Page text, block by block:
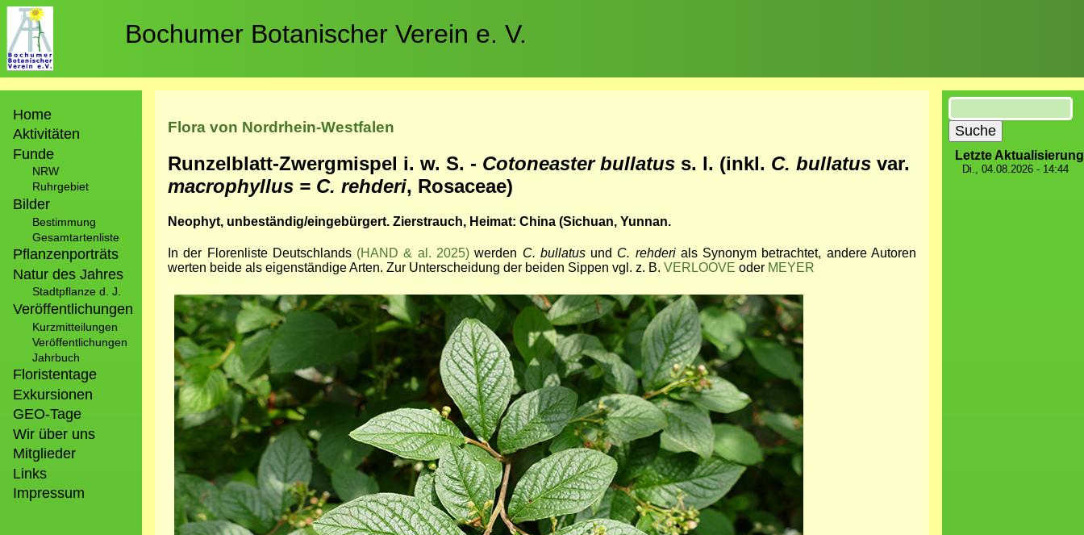
Direkt
zum
Inhalt
Bochumer Botanischer Verein e. V.
Home
Aktivitäten
Funde
NRW
Ruhrgebiet
Bilder
Bestimmung
Gesamtartenliste
Pflanzenporträts
Natur des Jahres
Stadtpflanze d. J.
Veröffentlichungen
Kurzmitteilungen
Veröffentlichungen
Jahrbuch
Floristentage
Exkursionen
GEO-Tage
Wir über uns
Mitglieder
Links
Impressum
Flora von Nordrhein-Westfalen
Runzelblatt-Zwergmispel i. w. S. - Cotoneaster bullatus s. l. (inkl. C. bullatus var.
macrophyllus = C. rehderi, Rosaceae)
Neophyt, unbeständig/eingebürgert. Zierstrauch, Heimat: China (Sichuan, Yunnan.
In der Florenliste Deutschlands (HAND & al. 2025)werden C. bullatus und C. rehderi als Synonym betrachtet, andere Autoren
werten beide als eigenständige Arten. Zur Unterscheidung der beiden Sippen vgl. z. B. VERLOOVE oder MEYER
Bild
Suche
Letzte Aktualisierung
Di., 04.08.2026 - 14:44